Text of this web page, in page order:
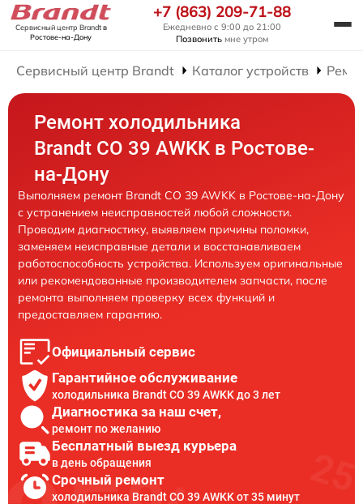
Сервисный центр Brandtв
Ростове-на-Дону
+7 (863) 209-71-88
Ежедневно с 9:00 до 21:00
Позвонить мне утром
Сервисный центр Brandt Каталог устройств
Ремонт холодильника
Brandt CO 39 AWKK в Ростове-
на-Дону
Выполняем ремонт Brandt CO 39 AWKK в Ростове-на-Дону
с устранением неисправностей любой сложности.
Проводим диагностику, выявляем причины поломки,
заменяем неисправные детали и восстанавливаем
работоспособность устройства. Используем оригинальные
или рекомендованные производителем запчасти, после
ремонта выполняем проверку всех функций и
предоставляем гарантию.
Официальный сервис
Гарантийное обслуживание
холодильника Brandt CO 39 AWKK до 3 лет
Диагностика за наш счет,
ремонт по желанию
Бесплатный выезд курьера
в день обращения
Срочный ремонт
холодильника Brandt CO 39 AWKK от 35 минут